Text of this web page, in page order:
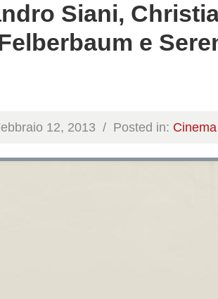
Siani,
e
12, 2013 / Posted in: Cinema